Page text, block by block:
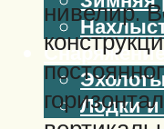
Лодки
нивелир.